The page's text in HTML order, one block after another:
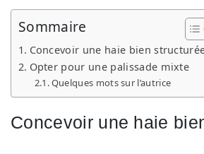
Sommaire
Concevoir une haie bien
Opter pour une palissade mixte
Quelques mots sur l’autrice
Concevoir une haie